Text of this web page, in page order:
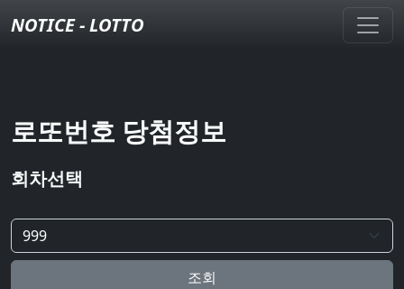
NOTICE - LOTTO
로또번호 당첨정보
회차선택
조회